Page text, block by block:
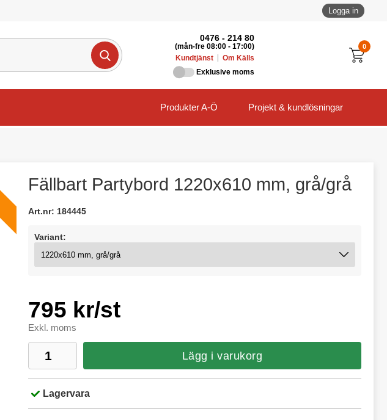
Logga in
0
0476 - 214 80
(mån-fre 08:00 - 17:00)
Kundtjänst
Om Källs
Exklusive moms
Produkter A-Ö Projekt & kundlösningar
Fällbart Partybord 1220x610 mm, grå/grå
Art.nr: 184445
Variant:
795 kr/st
Exkl. moms
Lägg i varukorg
Lagervara